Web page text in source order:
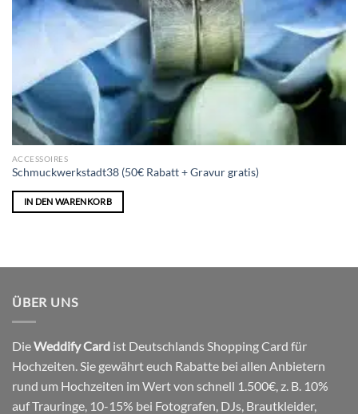
ACCESSOIRES
Schmuckwerkstadt38 (50€ Rabatt + Gravur gratis)
IN DEN WARENKORB
ÜBER UNS
DieWeddify Card ist Deutschlands Shopping Card für
Hochzeiten. Sie gewährt euch Rabatte bei allen Anbietern
rund um Hochzeiten im Wert von schnell 1.500€, z. B. 10%
auf Trauringe, 10-15% bei Fotografen, DJs, Brautkleider,